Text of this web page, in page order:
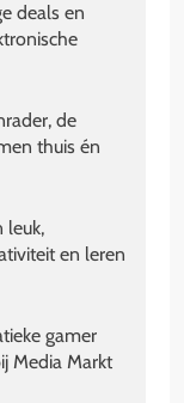
deals en
de
thuis én
leuk,
en leren
gamer
Media Markt